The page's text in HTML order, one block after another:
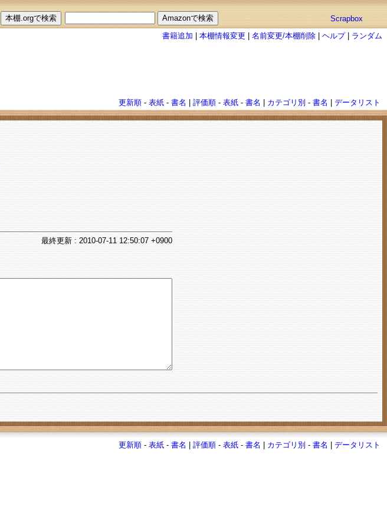
Scrapbox
書籍追加 |本棚情報変更 |名前変更/本棚削除 |ヘルプ| ランダム
更新順 -表紙 -書名 |評価順 -表紙 -書名 カテゴリ別 -書名 |データリスト
最終更新: 2010-07-11 12:50:07 +0900
更新順 -表紙 -書名 |評価順 -表紙 -書名 カテゴリ別 -書名 |データリスト